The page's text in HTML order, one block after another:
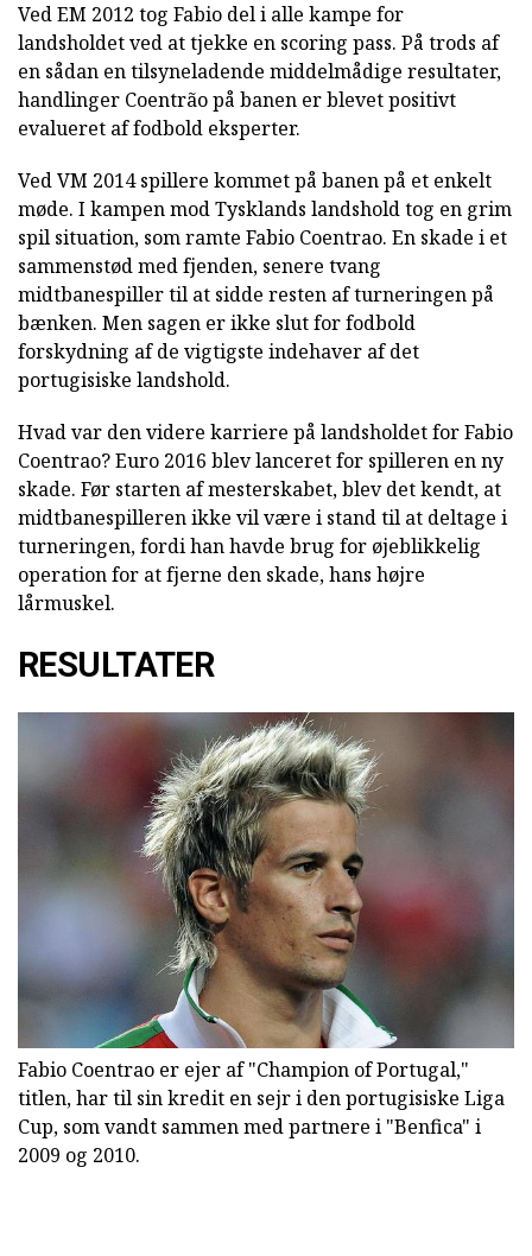
Ved EM 2012 tog Fabio del i alle kampe for
landsholdet ved at tjekke en scoring pass. På trods af
en sådan en tilsyneladende middelmådige resultater,
handlinger Coentrão på banen er blevet positivt
evalueret af fodbold eksperter.
Ved VM 2014 spillere kommet på banen på et enkelt
møde. I kampen mod Tysklands landshold tog en grim
spil situation, som ramte Fabio Coentrao. En skade i et
sammenstød med fjenden, senere tvang
midtbanespiller til at sidde resten af turneringen på
bænken. Men sagen er ikke slut for fodbold
forskydning af de vigtigste indehaver af det
portugisiske landshold.
Hvad var den videre karriere på landsholdet for Fabio
Coentrao? Euro 2016 blev lanceret for spilleren en ny
skade. Før starten af mesterskabet, blev det kendt, at
midtbanespilleren ikke vil være i stand til at deltage i
turneringen, fordi han havde brug for øjeblikkelig
operation for at fjerne den skade, hans højre
lårmuskel.
RESULTATER
Fabio Coentrao er ejer af "Champion of Portugal,"
titlen, har til sin kredit en sejr i den portugisiske Liga
Cup, som vandt sammen med partnere i "Benfica" i
2009 og 2010.